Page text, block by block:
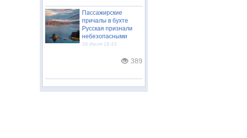
Пассажирские
причалы в бухте
Русская признали
небезопасными
28 Июля 18:43
389